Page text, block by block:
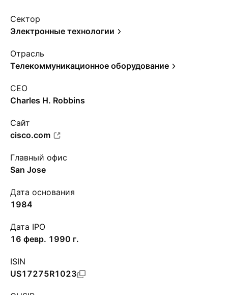
Сектор
Электронные технологии
Отрасль
Телекоммуникационное оборудование
CEO
Charles H. Robbins
Сайт
cisco.com
Главный офис
San Jose
Дата основания
1984
Дата IPO
16 февр. 1990 г.
ISIN
US17275R1023